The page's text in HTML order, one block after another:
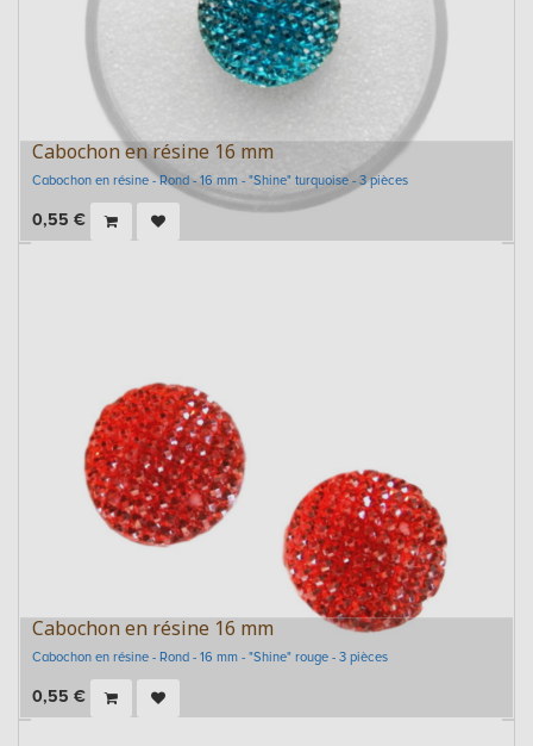
Cabochon en résine 16 mm
Cabochon en résine - Rond - 16 mm - "Shine" turquoise - 3 pièces
0,55 €
Cabochon en résine 16 mm
Cabochon en résine - Rond - 16 mm - "Shine" rouge - 3 pièces
0,55 €